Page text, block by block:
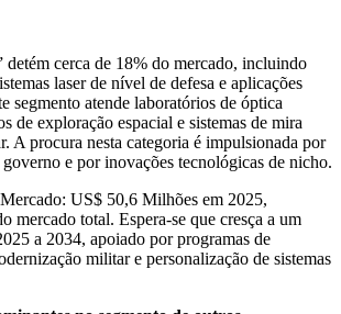
detém cerca de 18% do mercado, incluindo
laser de nível de defesa e aplicações
segmento atende laboratórios de óptica
de exploração espacial e sistemas de mira
A procura nesta categoria é impulsionada por
e por inovações tecnológicas de nicho.
US$ 50,6 Milhões em 2025,
mercado total. Espera-se que cresça a um
a 2034, apoiado por programas de
militar e personalização de sistemas